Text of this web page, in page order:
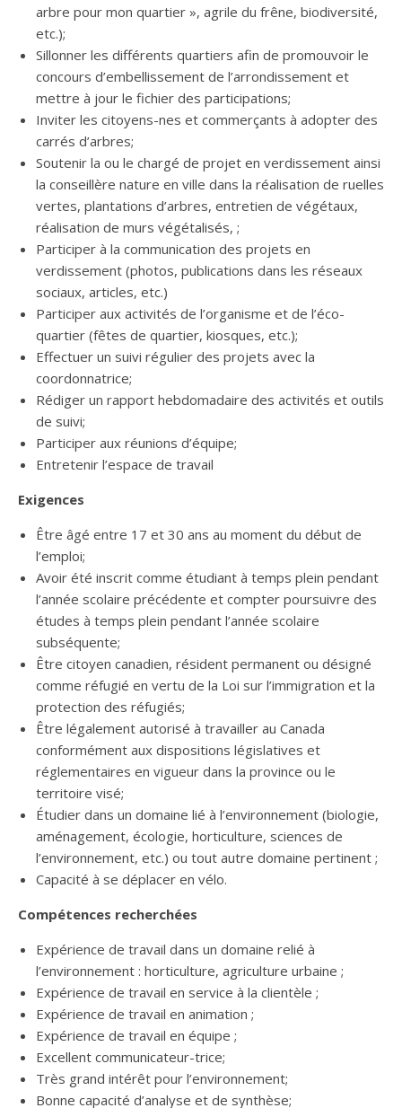
arbre pour mon quartier », agrile du frêne, biodiversité,
etc.);
Sillonner les différents quartiers afin de promouvoir le
concours d’embellissement de l’arrondissement et
mettre à jour le fichier des participations;
Inviter les citoyens-nes et commerçants à adopter des
carrés d’arbres;
Soutenir la ou le chargé de projet en verdissement ainsi
la conseillère nature en ville dans la réalisation de ruelles
vertes, plantations d’arbres, entretien de végétaux,
réalisation de murs végétalisés, ;
Participer à la communication des projets en
verdissement (photos, publications dans les réseaux
sociaux, articles, etc.)
Participer aux activités de l’organisme et de l’éco-
quartier (fêtes de quartier, kiosques, etc.);
Effectuer un suivi régulier des projets avec la
coordonnatrice;
Rédiger un rapport hebdomadaire des activités et outils
de suivi;
Participer aux réunions d’équipe;
Entretenir l’espace de travail
Exigences
Être âgé entre 17 et 30 ans au moment du début de
l’emploi;
Avoir été inscrit comme étudiant à temps plein pendant
l’année scolaire précédente et compter poursuivre des
études à temps plein pendant l’année scolaire
subséquente;
Être citoyen canadien, résident permanent ou désigné
comme réfugié en vertu de la Loi sur l’immigration et la
protection des réfugiés;
Être légalement autorisé à travailler au Canada
conformément aux dispositions législatives et
réglementaires en vigueur dans la province ou le
territoire visé;
Étudier dans un domaine lié à l’environnement (biologie,
aménagement, écologie, horticulture, sciences de
l’environnement, etc.) ou tout autre domaine pertinent ;
Capacité à se déplacer en vélo.
Compétences recherchées
Expérience de travail dans un domaine relié à
l’environnement : horticulture, agriculture urbaine ;
Expérience de travail en service à la clientèle ;
Expérience de travail en animation ;
Expérience de travail en équipe ;
Excellent communicateur-trice;
Très grand intérêt pour l’environnement;
Bonne capacité d’analyse et de synthèse;